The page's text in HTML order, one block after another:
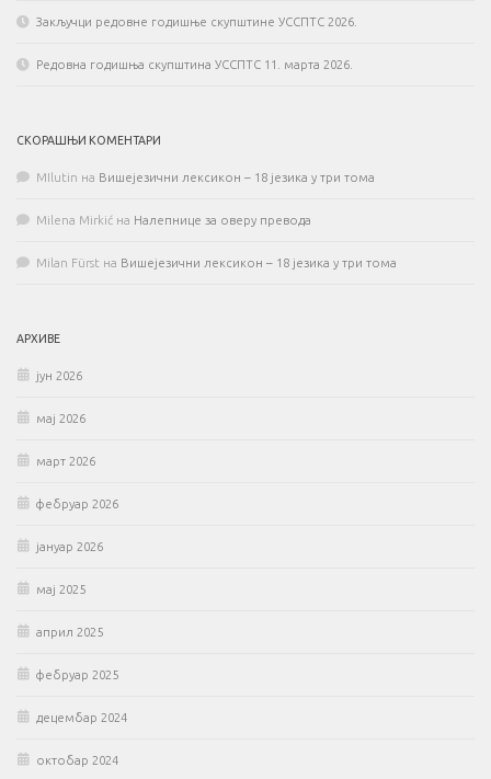
Закључци редовне годишње скупштине УССПТС 2026.
Редовна годишња скупштина УССПТС 11. марта 2026.
СКОРАШЊИ КОМЕНТАРИ
MIlutin на Вишејезични лексикон – 18 језика у три тома
Milena Mirkić на Налепнице за оверу превода
Milan Fürst на Вишејезични лексикон – 18 језика у три тома
АРХИВЕ
јун 2026
мај 2026
март 2026
фебруар 2026
јануар 2026
мај 2025
април 2025
фебруар 2025
децембар 2024
октобар 2024